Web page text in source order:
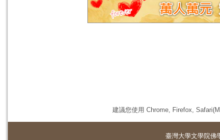
建議您使用 Chrome, Firefox,
臺灣大學文學院佛